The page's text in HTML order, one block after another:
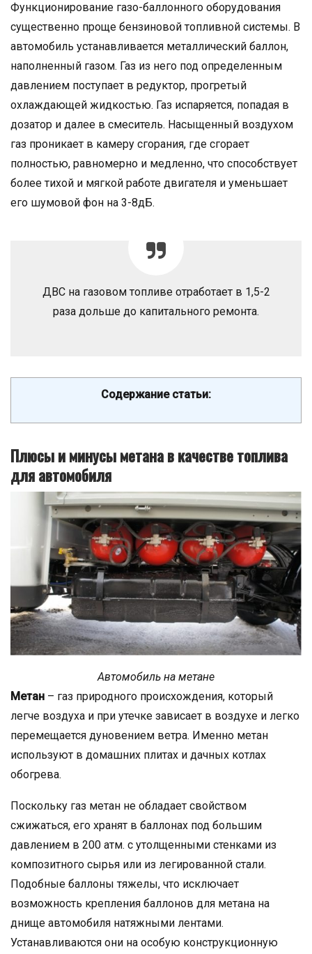
Функционирование газо-баллонного оборудования
существенно проще бензиновой топливной системы. В
автомобиль устанавливается металлический баллон,
наполненный газом. Газ из него под определенным
давлением поступает в редуктор, прогретый
охлаждающей жидкостью. Газ испаряется, попадая в
дозатор и далее в смеситель. Насыщенный воздухом
газ проникает в камеру сгорания, где сгорает
полностью, равномерно и медленно, что способствует
более тихой и мягкой работе двигателя и уменьшает
его шумовой фон на 3-8дБ.
ДВС на газовом топливе отработает в 1,5-2
раза дольше до капитального ремонта.
Содержание статьи:
Плюсы и минусы метана в качестве топлива
для автомобиля
Автомобиль на метане
Метан – газ природного происхождения, который
легче воздуха и при утечке зависает в воздухе и легко
перемещается дуновением ветра. Именно метан
используют в домашних плитах и дачных котлах
обогрева.
Поскольку газ метан не обладает свойством
сжижаться, его хранят в баллонах под большим
давлением в 200 атм. с утолщенными стенками из
композитного сырья или из легированной стали.
Подобные баллоны тяжелы, что исключает
возможность крепления баллонов для метана на
днище автомобиля натяжными лентами.
Устанавливаются они на особую конструкционную